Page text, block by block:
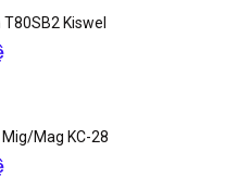
Kiswel
Mig/Mag KC-28